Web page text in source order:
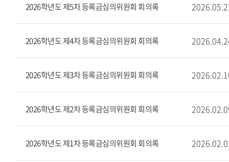
2026학년도 제5차 등록금심의위원회 회의록
2026학년도 제4차 등록금심의위원회 회의록
2026학년도 제3차 등록금심의위원회 회의록
2026학년도 제2차 등록금심의위원회 회의록
2026학년도 제1차 등록금심의위원회 회의록